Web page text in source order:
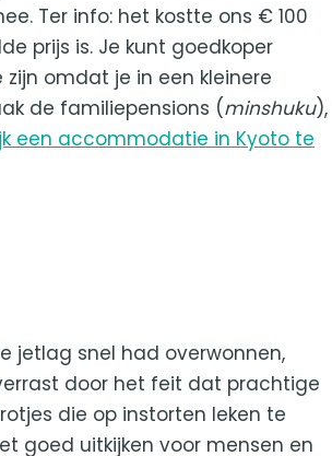
Ter info: het kostte ons € 100
prijs is. Je kunt goedkoper
omdat je in een kleinere
de familiepensions (minshuku),
een accommodatie in Kyoto te
jetlag snel had overwonnen,
door het feit dat prachtige
die op instorten leken te
goed uitkijken voor mensen en